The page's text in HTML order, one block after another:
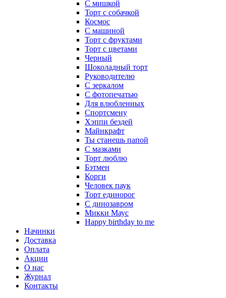
С мишкой
Торт с собачкой
Космос
С машиной
Торт с фруктами
Торт с цветами
Черный
Шоколадный торт
Руководителю
С зеркалом
С фотопечатью
Для влюбленных
Спортсмену
Хэппи бездей
Майнкрафт
Ты станешь папой
С мазками
Торт люблю
Бэтмен
Корги
Человек паук
Торт единорог
С динозавром
Микки Маус
Happy birthday to me
Начинки
Доставка
Оплата
Акции
О нас
Журнал
Контакты